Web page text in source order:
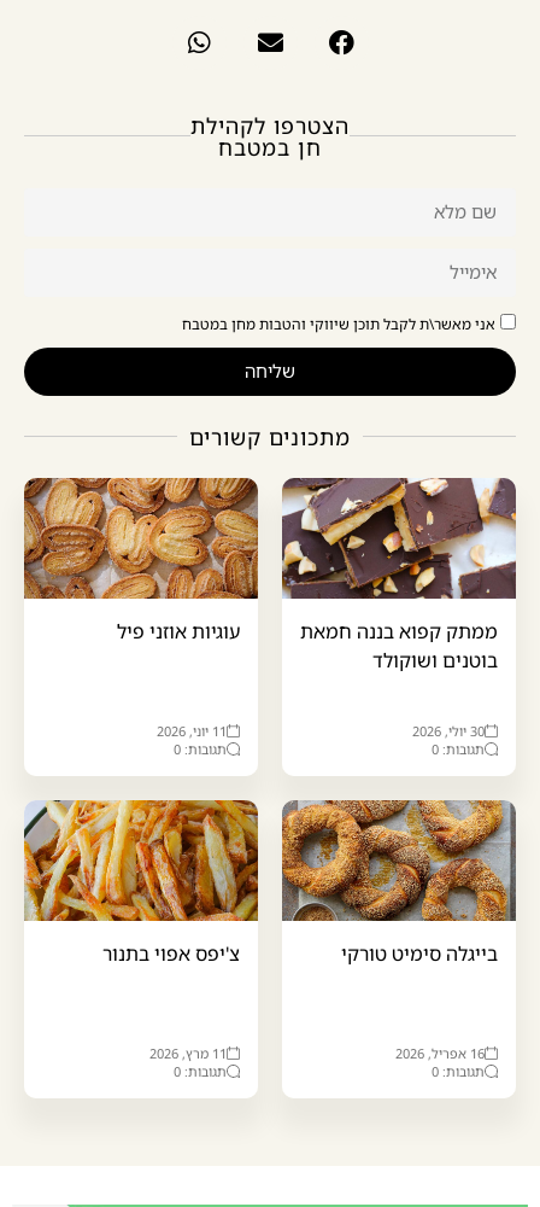
הצטרפו לקהילת
חן במטבח
אני מאשר\ת לקבל תוכן שיווקי והטבות מחן במטבח
שליחה
מתכונים קשורים
ממתק קפוא בננה חמאת
בוטנים ושוקולד
30 יולי, 2026
תגובות: 0
עוגיות אוזני פיל
11 יוני, 2026
תגובות: 0
בייגלה סימיט טורקי
16 אפריל, 2026
תגובות: 0
צ'יפס אפוי בתנור
11 מרץ, 2026
תגובות: 0